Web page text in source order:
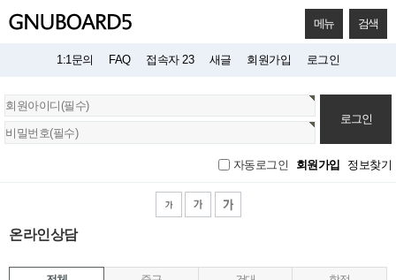
메뉴 검색
1:1문의 FAQ 접속자 23 새글 회원가입 로그인
회
원
로
자동로그인 회원가입 정보찾기
온라인상담